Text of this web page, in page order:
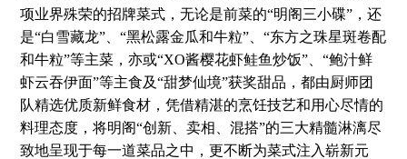
项业界殊荣的招牌菜式，无论是前菜的“明阁三小碟”，还
是“白雪藏龙”、“黑松露金瓜和牛粒”、“东方之珠星斑卷配
和牛粒”等主菜，亦或“XO酱樱花虾鲑鱼炒饭”、“鲍汁鲜
虾云吞伊面”等主食及“甜梦仙境”获奖甜品，都由厨师团
队精选优质新鲜食材，凭借精湛的烹饪技艺和用心尽情的
料理态度，将明阁“创新、卖相、混搭”的三大精髓淋漓尽
致地呈现于每一道菜品之中，更不断为菜式注入崭新元